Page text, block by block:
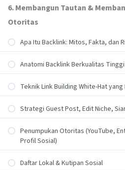
6. Membangun Tautan &
Otoritas
Apa Itu Backlink: Mitos, Fakta, dan
Anatomi Backlink Berkualitas Tinggi
Teknik Link Building White-Hat yang
Strategi Guest Post, Edit Niche,
Penumpukan Otoritas (YouTube,
Profil Sosial)
Daftar Lokal & Kutipan Sosial